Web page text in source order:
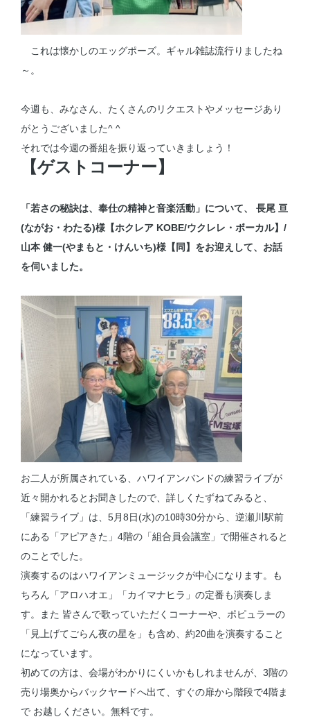
これは懐かしのエッグポーズ。ギャル雑誌流行りましたね
～。
今週も、みなさん、たくさんのリクエストやメッセージあり
がとうございました^ ^
それでは今週の番組を振り返っていきましょう！
【ゲストコーナー】
「若さの秘訣は、奉仕の精神と音楽活動」について、 長尾 亘
(ながお・わたる)様【ホクレア KOBE/ウクレレ・ボーカル】/
山本 健一(やまもと・けんいち)様【同】をお迎えして、お話
を伺いました。
お二人が所属されている、ハワイアンバンドの練習ライブが
近々開かれるとお聞きしたので、詳しくたずねてみると、
「練習ライブ」は、5月8日(水)の10時30分から、逆瀬川駅前
にある「アピアきた」4階の「組合員会議室」で開催されると
のことでした。
演奏するのはハワイアンミュージックが中心になります。も
ちろん「アロハオエ」「カイマナヒラ」の定番も演奏しま
す。また 皆さんで歌っていただくコーナーや、ポピュラーの
「見上げてごらん夜の星を」も含め、約20曲を演奏すること
になっています。
初めての方は、会場がわかりにくいかもしれませんが、3階の
売り場奥からバックヤードへ出て、すぐの扉から階段で4階ま
で お越しください。無料です。